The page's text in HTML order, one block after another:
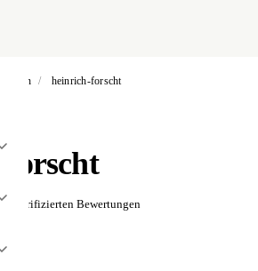
/ heinrich-forscht
verifizierten Bewertungen